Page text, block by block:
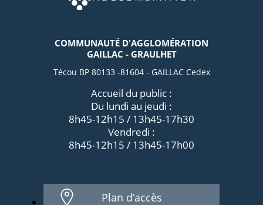
COMMUNAUTÉ D'AGGLOMÉRATION
GAILLAC - GRAULHET
Técou BP 80133 -81604 - GAILLAC Cedex
Accueil du public :
Du lundi au jeudi :
8h45-12h15 / 13h45-17h30
Vendredi :
8h45-12h15 / 13h45-17h00
Plan d’accès